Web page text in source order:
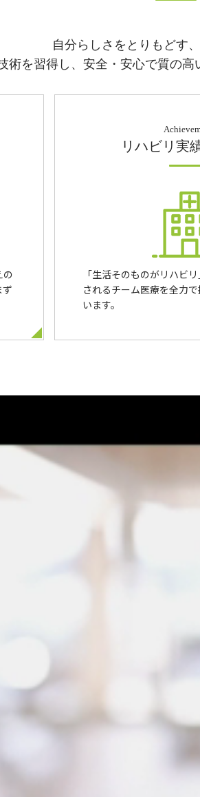
自分らしさをとりもどす
術を習得し、安全・安心で質の高
の
リハビリ実
「生活そのものがリハビ
されるチーム医療を全力
います。